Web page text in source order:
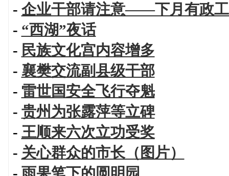
- 企业干部请注意——下月有政
- “西湖”夜话
- 民族文化宫内容增多
- 襄樊交流副县级干部
- 雷世国安全飞行夺魁
- 贵州为张露萍等立碑
- 王顺来六次立功受奖
- 关心群众的市长（图片）